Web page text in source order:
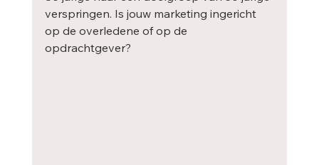
verspringen. Is jouw marketing ingericht
op de overledene of op de
opdrachtgever?